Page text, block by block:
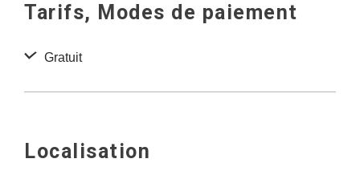
Tarifs, Modes de paiement
Gratuit
Localisation